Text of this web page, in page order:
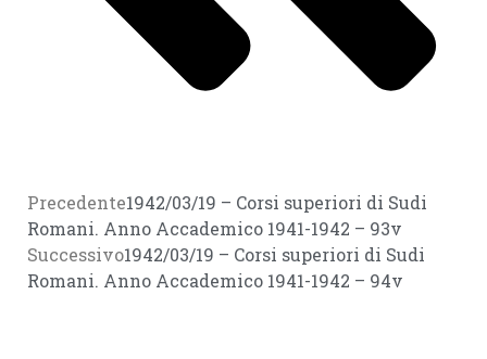
Precedente1942/03/19 – Corsi superiori di Sudi
Romani. Anno Accademico 1941-1942 – 93v
Successivo1942/03/19 – Corsi superiori di Sudi
Romani. Anno Accademico 1941-1942 – 94v